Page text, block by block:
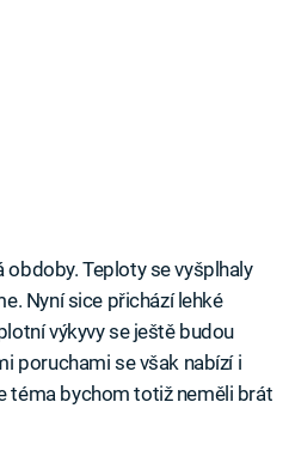
obdoby. Teploty se vyšplhaly
Nyní sice přichází lehké
výkyvy se ještě budou
poruchami se však nabízí i
téma bychom totiž neměli brát